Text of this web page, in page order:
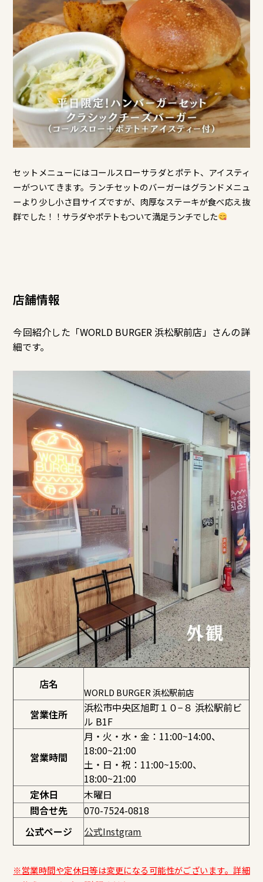
セットメニューにはコールスローサラダとポテト、アイスティ
ーがついてきます。ランチセットのバーガーはグランドメニュ
ーより少し小さ目サイズですが、肉厚なステーキが食べ応え抜
群でした！！サラダやポテトもついて満足ランチでした
店舗情報
今回紹介した「WORLD BURGER 浜松駅前店 」さんの詳
細です。
店名
WORLD BURGER 浜松駅前店
営業住所
浜松市中央区旭町１０−８ 浜松駅前ビ
ル B1F
営業時間
月・火・水・金：11:00~14:00、
18:00~21:00
土・日・祝：11:00~15:00、
18:00~21:00
定休日
木曜日
問合せ先
070-7524-0818
公式ページ
公式Instgram
※営業時間や定休日等は変更になる可能性がございます。詳細